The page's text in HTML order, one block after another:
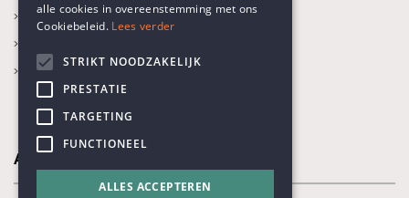
Ben ik humanist?
Onze thema's
Activiteiten
alle cookies in overeenstemming met ons
Cookiebeleid. Lees verder
STRIKT NOODZAKELIJK
PRESTATIE
TARGETING
FUNCTIONEEL
ALLES ACCEPTEREN